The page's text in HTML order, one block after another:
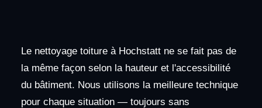
Le nettoyage toiture à Hochstatt ne se fait pas de
la même façon selon la hauteur et l'accessibilité
du bâtiment. Nous utilisons la meilleure technique
pour chaque situation — toujours sans